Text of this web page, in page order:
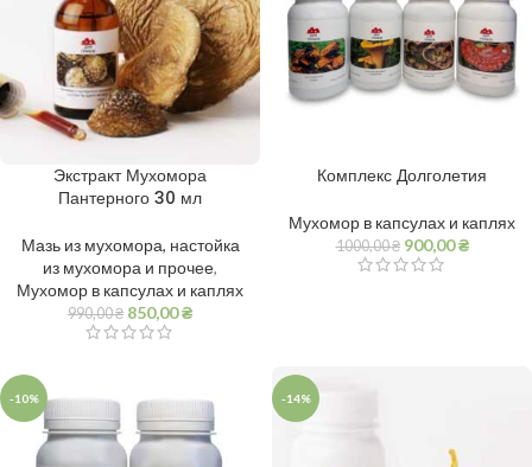
Экстракт Мухомора
Пантерного 30 мл
Мазь из мухомора, настойка
из мухомора и прочее,
Мухомор в капсулах и каплях
990,00₴ 850,00₴
Комплекс Долголетия
Мухомор в капсулах и каплях
1000,00₴ 900,00₴
-10% -14%